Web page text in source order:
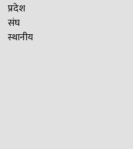
प्रदेश
संघ
स्थानीय